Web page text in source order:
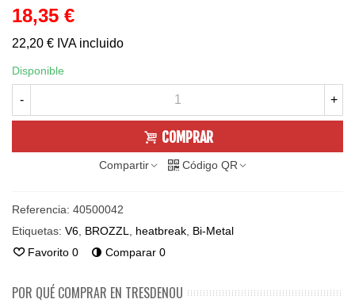
18,35 €
22,20 € IVA incluido
Disponible
- +
COMPRAR
Compartir Código QR
Referencia: 40500042
Etiquetas: V6 BROZZL heatbreak Bi-Metal
Favorito 0 Comparar 0
POR QUÉ COMPRAR EN TRESDENOU